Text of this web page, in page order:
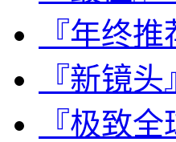
『年终
『新镜
『极致